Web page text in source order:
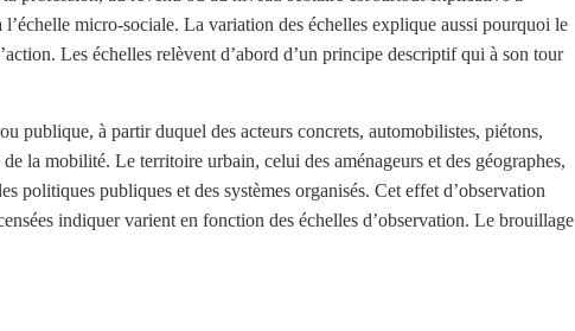
micro-sociale. La variation des échelles explique aussi pourquoi le
Les échelles relèvent d’abord d’un principe descriptif qui à son tour
publique, à partir duquel des acteurs concrets, automobilistes, piétons,
la mobilité. Le territoire urbain, celui des aménageurs et des géographes,
politiques publiques et des systèmes organisés. Cet effet d’observation
indiquer varient en fonction des échelles d’observation. Le brouillage